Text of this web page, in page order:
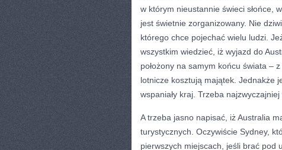
w którym nieustannie świeci słońce,
jest świetnie zorganizowany. Nie
którego chce pojechać wielu ludzi.
wszystkim wiedzieć, iż wyjazd do
położony na samym końcu świata –
lotnicze kosztują majątek. Jednakże
wspaniały kraj. Trzeba
A trzeba jasno napisać, iż Australia
turystycznych. Oczywiście Sydney,
pierwszych miejscach, jeśli brać pod